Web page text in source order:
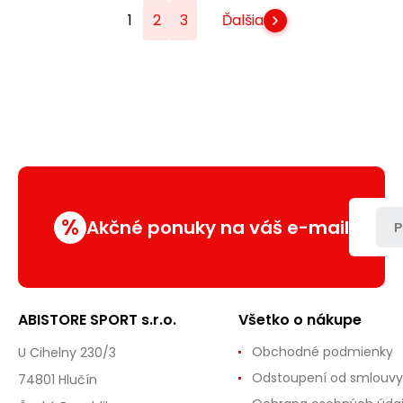
1 2 3 Ďalšia
% Akčné ponuky na váš e-mail
ABISTORE SPORT s.r.o.
U Cihelny 230/3
74801 Hlučín
Všetko o nákupe
Obchodné podmienky
Odstoupení od smlouvy